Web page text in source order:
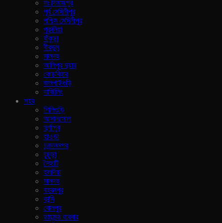
দঃ দিনাজপুর
পূর্ব মেদিনীপুর
পশ্চিম মেদিনীপুর
পুরুলিয়া
বাঁকুড়া
বীরভুম
মালদহ
আলিপুর দুয়ার
কোচবিহার
জলপাইগুড়ি
দার্জিলিং
শহর
শিলিগুড়ি
আসানসোল
দুর্গাপুর
হাওড়া
চনন্দননগর
চুচুড়া
নৈহাটি
হলদিয়া
মালদহ
বহরমপুর
কান্দি
বোলপুর
ডায়মন্ড হারবার